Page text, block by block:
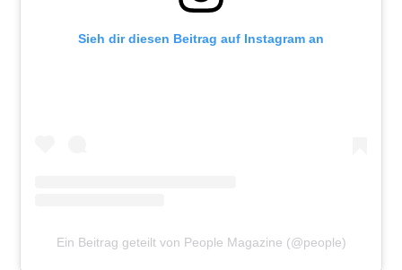
Sieh dir diesen Beitrag auf Instagram an
Ein Beitrag geteilt von People Magazine (@people)